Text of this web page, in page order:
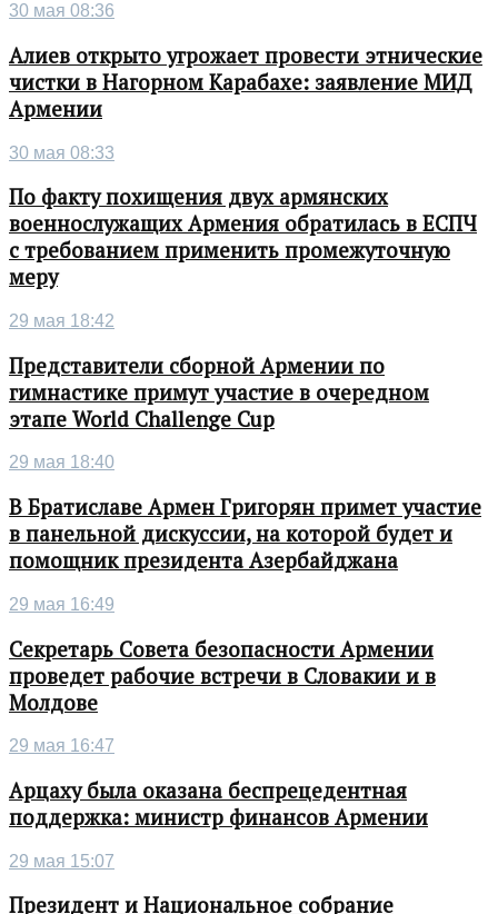
30 мая 08:36
Алиев открыто угрожает провести этнические
чистки в Нагорном Карабахе: заявление МИД
Армении
30 мая 08:33
По факту похищения двух армянских
военнослужащих Армения обратилась в ЕСПЧ
с требованием применить промежуточную
меру
29 мая 18:42
Представители сборной Армении по
гимнастике примут участие в очередном
этапе World Challenge Cup
29 мая 18:40
В Братиславе Армен Григорян примет участие
в панельной дискуссии, на которой будет и
помощник президента Азербайджана
29 мая 16:49
Секретарь Совета безопасности Армении
проведет рабочие встречи в Словакии и в
Молдове
29 мая 16:47
Арцаху была оказана беспрецедентная
поддержка: министр финансов Армении
29 мая 15:07
Президент и Национальное собрание